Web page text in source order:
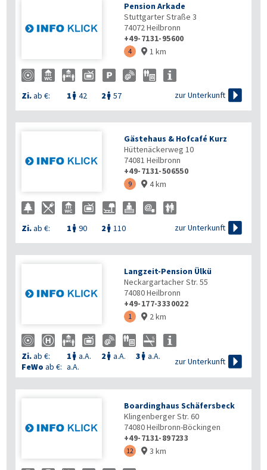
Pension Arkade
Stuttgarter Straße 3
74072Heilbronn
+49-7131-95600
4  1 km
Zi.ab €: 1  42 2  57 zur Unterkunft 
Gästehaus & Hofcafé Kurz
Hüttenäckerweg 10
74081 Heilbronn
+49-7131-506550
9  4 km
Zi.ab €: 1  90 2  110 zur Unterkunft 
Langzeit-Pension Ülkü
Neckargartacher Str. 55
74080Heilbronn
+49-177-3330022
1  2 km
Zi.ab €: 1  a.A. 2  a.A. 3  a.A.
FeWo ab €: a.A.
zur Unterkunft 
Boardinghaus Schäfersbeck
Klingenberger Str. 60
74080Heilbronn-Böckingen
+49-7131-897233
12  3 km